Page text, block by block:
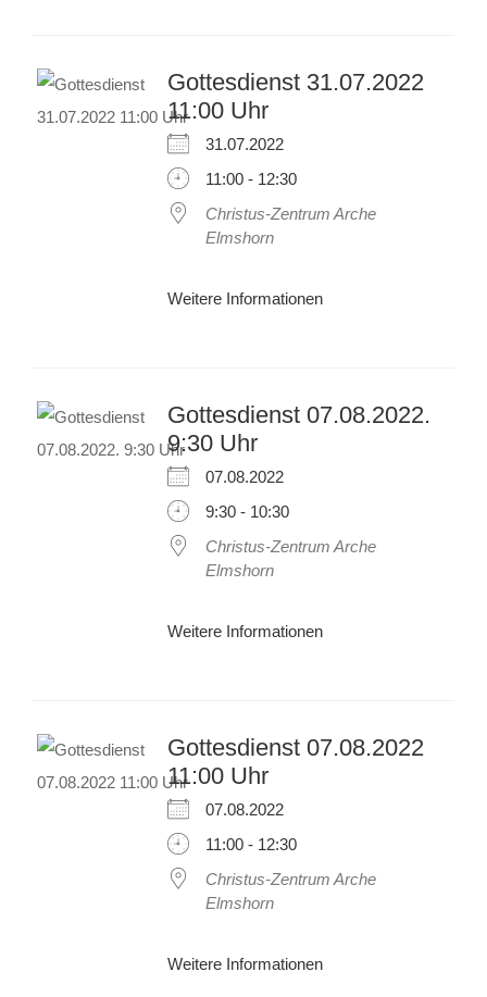
Gottesdienst 31.07.2022
11:00 Uhr
31.07.2022
11:00 - 12:30
Christus-Zentrum Arche
Elmshorn
Weitere Informationen
Gottesdienst 07.08.2022.
9:30 Uhr
07.08.2022
9:30 - 10:30
Christus-Zentrum Arche
Elmshorn
Weitere Informationen
Gottesdienst 07.08.2022
11:00 Uhr
07.08.2022
11:00 - 12:30
Christus-Zentrum Arche
Elmshorn
Weitere Informationen